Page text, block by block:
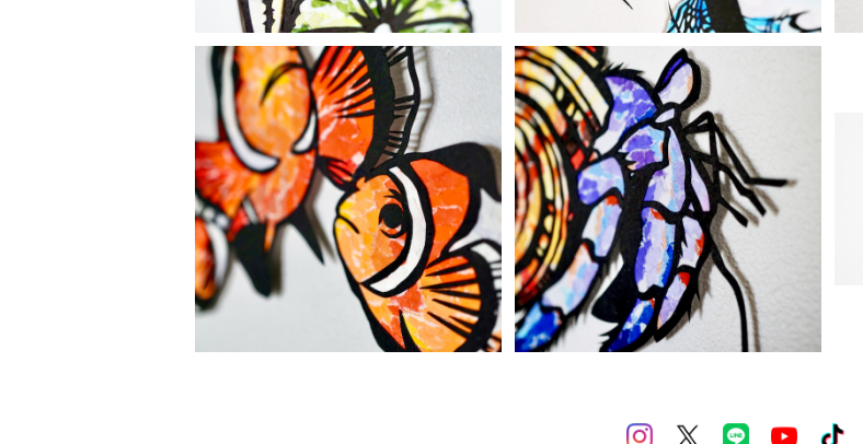
【ちぎり絵×切り絵】原画アート『k
uma-nomi（クマノミ）』
¥12,000
【ちぎり絵×切り絵】原画アート『y
ado-kari（ムラサキオカヤドカ
リ）』
¥12,000